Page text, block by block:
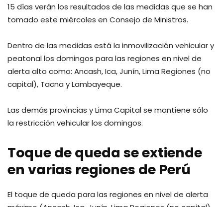
15 días verán los resultados de las medidas que se han
tomado este miércoles en Consejo de Ministros.
Dentro de las medidas está la inmovilización vehicular y
peatonal los domingos para las regiones en nivel de
alerta alto como: Ancash, Ica, Junín, Lima Regiones (no
capital), Tacna y Lambayeque.
Las demás provincias y Lima Capital se mantiene sólo
la restricción vehicular los domingos.
Toque de queda se extiende
en varias regiones de Perú
El toque de queda para las regiones en nivel de alerta